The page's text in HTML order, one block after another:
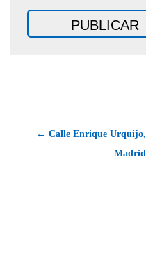
← Calle Enrique Urquijo,
Madrid